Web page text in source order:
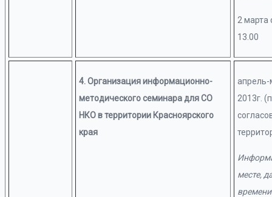
2 марта
13.00
4. Организация информационно-
методического семинара для СО
НКО в территории Красноярского
края
2013г.
месте,
времени